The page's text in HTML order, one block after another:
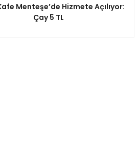
Menteşe’de Hizmete Açılıyor:
Çay 5 TL